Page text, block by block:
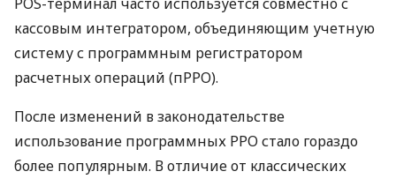
кассовым интегратором, объединяющим учетную
систему с программным регистратором
расчетных операций (пРРО).
После изменений в законодательстве
использование программных РРО стало гораздо
более популярным. В отличие от классических